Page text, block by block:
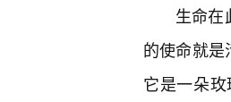
生命在
的使命就
它是一朵